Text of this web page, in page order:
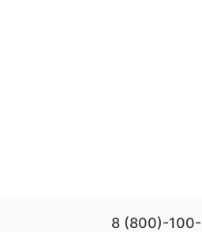
8 (800)-